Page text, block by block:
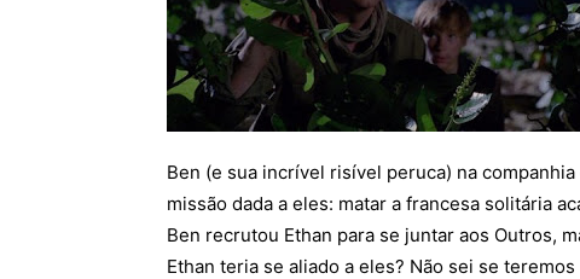
Ben (e sua incrível risível peruca) na
missão dada a eles: matar a francesa solitária
Ben recrutou Ethan para se juntar aos Outros,
Ethan teria se aliado a eles? Não sei se